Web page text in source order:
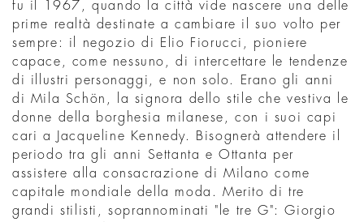
fu il 1967, quando la città vide nascere una delle
prime realtà destinate a cambiare il suo volto per
sempre: il negozio di Elio Fiorucci, pioniere
capace, come nessuno, di intercettare le tendenze
di illustri personaggi, e non solo. Erano gli anni
di Mila Schön, la signora dello stile che vestiva le
donne della borghesia milanese, con i suoi capi
cari a Jacqueline Kennedy. Bisognerà attendere il
periodo tra gli anni Settanta e Ottanta per
assistere alla consacrazione di Milano come
capitale mondiale della moda. Merito di tre
grandi stilisti, soprannominati "le tre G": Giorgio